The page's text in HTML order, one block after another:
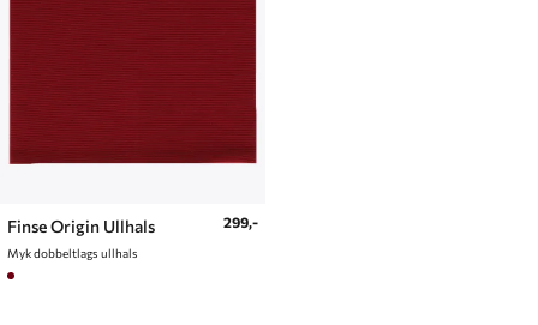
Finse Origin Ullhals
Myk dobbeltlags ullhals
299,-